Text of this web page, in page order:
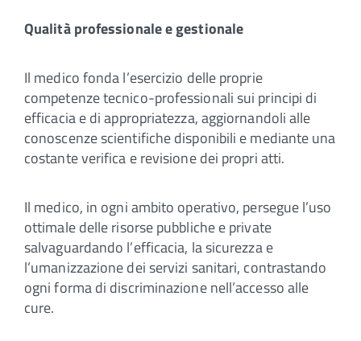
Qualità professionale e gestionale
Il medico fonda l’esercizio delle proprie
competenze tecnico-professionali sui principi di
efficacia e di appropriatezza, aggiornandoli alle
conoscenze scientifiche disponibili e mediante una
costante verifica e revisione dei propri atti.
Il medico, in ogni ambito operativo, persegue l’uso
ottimale delle risorse pubbliche e private
salvaguardando l’efficacia, la sicurezza e
l’umanizzazione dei servizi sanitari, contrastando
ogni forma di discriminazione nell’accesso alle
cure.